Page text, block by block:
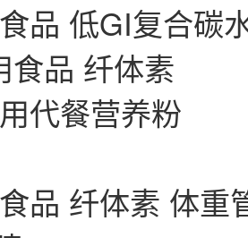
品 低GI复合碳
品 纤体素 体重